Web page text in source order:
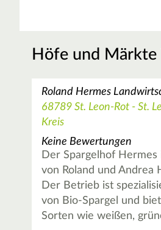
Höfe und Märkte
Roland Hermes
68789 St. Leon-Rot - St.
Kreis
Keine Bewertungen
Der Spargelhof Hermes
von Roland und Andrea
Der Betrieb ist
von Bio-Spargel und
Sorten wie weißen,